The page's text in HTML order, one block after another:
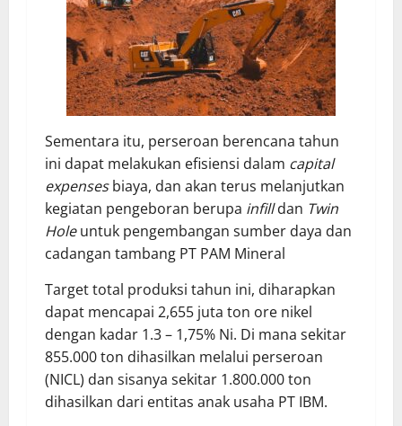
Sementara itu, perseroan berencana tahun
ini dapat melakukan efisiensi dalam capital
expensesbiaya, dan akan terus melanjutkan
kegiatan pengeboran berupa infilldan Twin
Holeuntuk pengembangan sumber daya dan
cadangan tambang PT PAM Mineral
Target total produksi tahun ini, diharapkan
dapat mencapai 2,655 juta ton ore nikel
dengan kadar 1.3 – 1,75% Ni. Di mana sekitar
855.000 ton dihasilkan melalui perseroan
(NICL) dan sisanya sekitar 1.800.000 ton
dihasilkan dari entitas anak usaha PT IBM.